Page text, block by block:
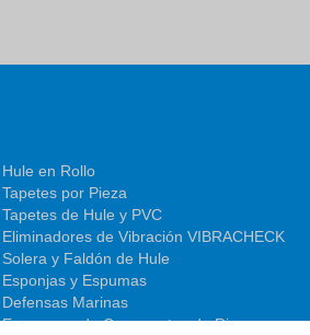
Hule en Rollo
Tapetes por Pieza
Tapetes de Hule y PVC
Eliminadores de Vibración VIBRACHECK
Solera y Faldón de Hule
Esponjas y Espumas
Defensas Marinas
Empaques de Compuertas de Riego